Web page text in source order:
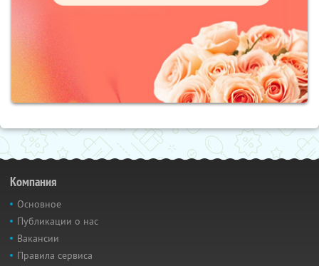
Компания
Основное
Публикации о нас
Вакансии
Правила сервиса